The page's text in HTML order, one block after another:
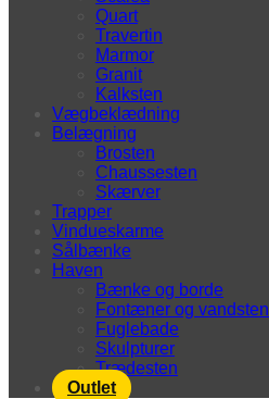
Quart
Travertin
Marmor
Granit
Kalksten
Vægbeklædning
Belægning
Brosten
Chaussesten
Skærver
Trapper
Vindueskarme
Sålbænke
Haven
Bænke og borde
Fontæner og vandsten
Fuglebade
Skulpturer
Trædesten
Outlet